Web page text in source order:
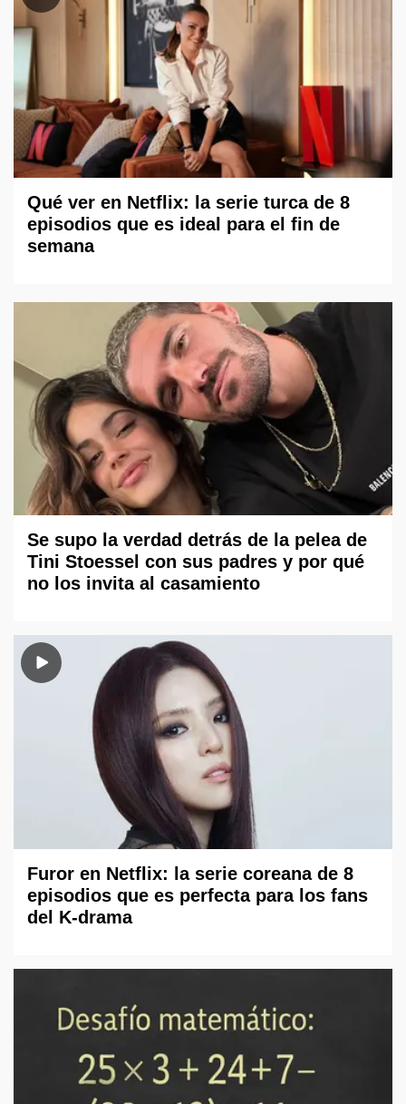
Qué ver en Netflix: la serie turca de 8
episodios que es ideal para el fin de
semana
Se supo la verdad detrás de la pelea de
Tini Stoessel con sus padres y por qué
no los invita al casamiento
Furor en Netflix: la serie coreana de 8
episodios que es perfecta para los fans
del K-drama